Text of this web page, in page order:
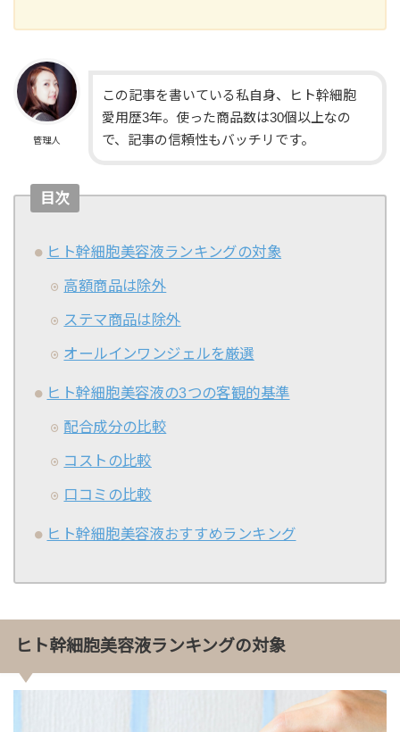
管理人
この記事を書いている私自身、ヒト幹細胞
愛用歴3年。使った商品数は30個以上なの
で、記事の信頼性もバッチリです。
目次
ヒト幹細胞美容液ランキングの対象
高額商品は除外
ステマ商品は除外
オールインワンジェルを厳選
ヒト幹細胞美容液の3つの客観的基準
配合成分の比較
コストの比較
口コミの比較
ヒト幹細胞美容液おすすめランキング
ヒト幹細胞美容液ランキングの対象